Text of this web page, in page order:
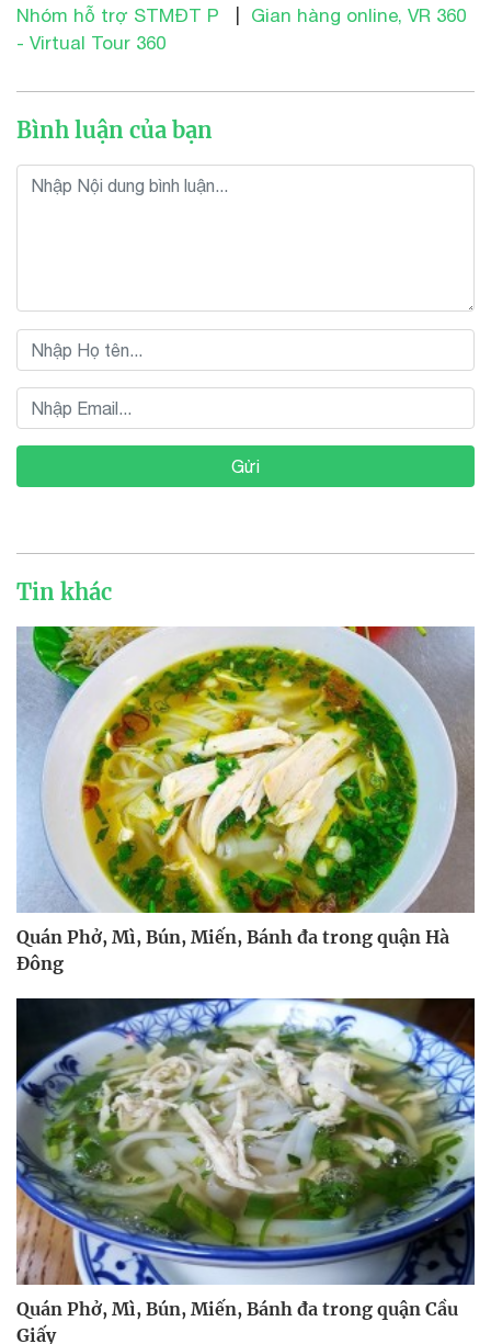
Nhóm hỗ trợ STMĐT P
Gian hàng online, VR 360
- Virtual Tour 360
Bình luận của bạn
Gửi
Tin khác
Quán Phở, Mì, Bún, Miến, Bánh đa trong quận Hà
Đông
Quán Phở, Mì, Bún, Miến, Bánh đa trong quận Cầu
Giấy